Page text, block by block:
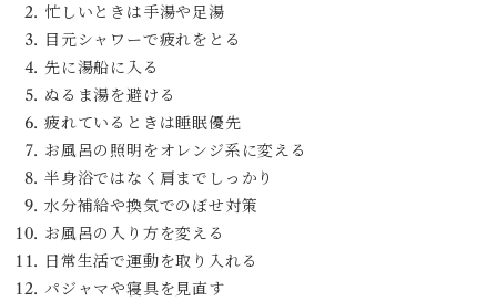
忙しいときは手湯や足湯
目元シャワーで疲れをとる
先に湯船に入る
ぬるま湯を避ける
疲れているときは睡眠優先
お風呂の照明をオレンジ系に変える
半身浴ではなく肩までしっかり
水分補給や換気でのぼせ対策
お風呂の入り方を変える
日常生活で運動を取り入れる
パジャマや寝具を見直す